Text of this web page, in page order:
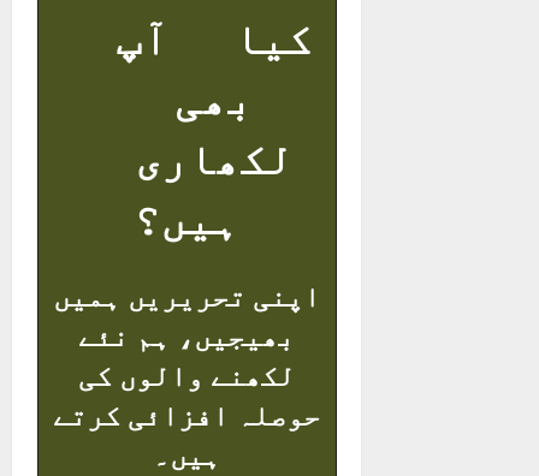
کیا آپ
بھی
لکھاری
ہیں؟
اپنی تحریریں ہمیں
بھیجیں، ہم نئے
لکھنے والوں کی
حوصلہ افزائی کرتے
ہیں۔